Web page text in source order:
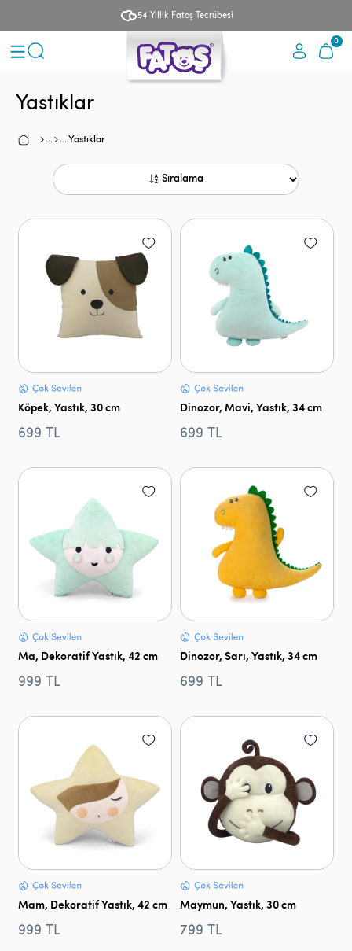
54 Yıllık Fatoş Tecrübesi
0
Yastıklar
Yastıklar
Sıralama
Köpek, Yastık, 30 cm
699 TL
Dinozor, Mavi, Yastık, 34 cm
699 TL
Ma, Dekoratif Yastık, 42 cm
999 TL
Dinozor, Sarı, Yastık, 34 cm
699 TL
Mam, Dekoratif Yastık, 42 cm
999 TL
Maymun, Yastık, 30 cm
799 TL